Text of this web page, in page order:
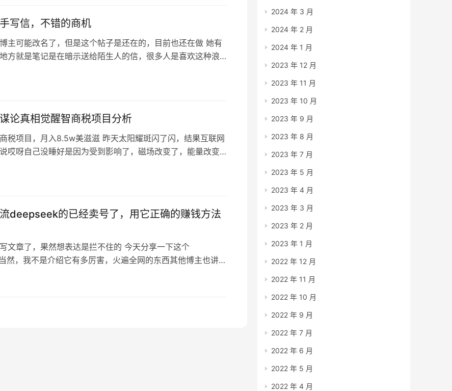
写信，不错的商机
主可能改名了，但是这个帖子是还在的，目前也还在做 她有
方就是笔记是在暗示送给陌生人的信，很多人是喜欢这种浪
一个情感金句叫做什么来着，车马很慢写信如何如何的 但是
论真相觉醒智商税项目分析
税项目，月入8.5w美滋滋 昨天太阳耀斑闪了闪，结果互联网
哎呀自己没睡好是因为受到影响了，磁场改变了，能量改变
深信不疑的人，就是我们今天项目的目标用户。 这个项目可
deepseek的已经卖号了，用它正确的赚钱方法
文章了，果然想表达是拦不住的 今天分享一下这个
然，我不是介绍它有多厉害，火遍全网的东西其他博主也讲烂
2024 年 3 月
2024 年 2 月
2024 年 1 月
2023 年 12 月
2023 年 11 月
2023 年 10 月
2023 年 9 月
2023 年 8 月
2023 年 7 月
2023 年 5 月
2023 年 4 月
2023 年 3 月
2023 年 2 月
2023 年 1 月
2022 年 12 月
2022 年 11 月
2022 年 10 月
2022 年 9 月
2022 年 7 月
2022 年 6 月
2022 年 5 月
2022 年 4 月